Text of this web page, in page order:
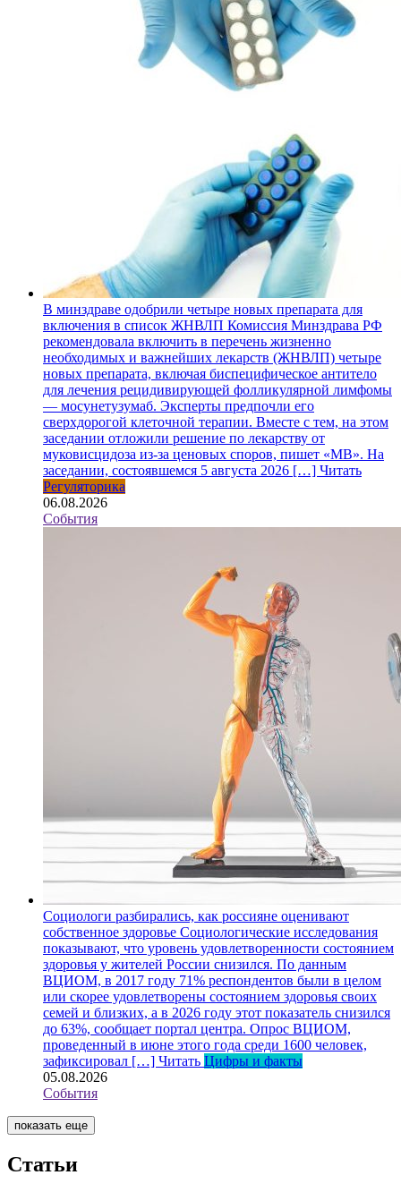
В минздраве одобрили четыре новых препарата для
включения в список ЖНВЛП Комиссия Минздрава РФ
рекомендовала включить в перечень жизненно
необходимых и важнейших лекарств (ЖНВЛП) четыре
новых препарата, включая биспецифическое антитело
для лечения рецидивирующей фолликулярной лимфомы
— мосунетузумаб. Эксперты предпочли его
сверхдорогой клеточной терапии. Вместе с тем, на этом
заседании отложили решение по лекарству от
муковисцидоза из-за ценовых споров, пишет «МВ». На
заседании, состоявшемся 5 августа 2026 […] Читать
Регуляторика
06.08.2026
События
Социологи разбирались, как россияне оценивают
собственное здоровье Социологические исследования
показывают, что уровень удовлетворенности состоянием
здоровья у жителей России снизился. По данным
ВЦИОМ, в 2017 году 71% респондентов были в целом
или скорее удовлетворены состоянием здоровья своих
семей и близких, а в 2026 году этот показатель снизился
до 63%, сообщает портал центра. Опрос ВЦИОМ,
проведенный в июне этого года среди 1600 человек,
зафиксировал […] Читать Цифры и факты
05.08.2026
События
показать еще
Статьи